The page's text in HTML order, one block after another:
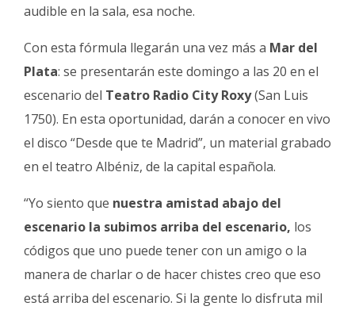
audible en la sala, esa noche.
Con esta fórmula llegarán una vez más a Mar del
Plata: se presentarán este domingo a las 20 en el
escenario del Teatro Radio City Roxy(San Luis
1750). En esta oportunidad, darán a conocer en vivo
el disco “Desde que te Madrid”, un material grabado
en el teatro Albéniz, de la capital española.
“Yo siento que nuestra amistad abajo del
escenario la subimos arriba del escenario, los
códigos que uno puede tener con un amigo o la
manera de charlar o de hacer chistes creo que eso
está arriba del escenario. Si la gente lo disfruta mil